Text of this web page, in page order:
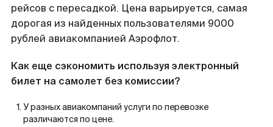
рейсов с пересадкой. Цена варьируется, самая
дорогая из найденных пользователями 9000
рублей авиакомпанией Аэрофлот.
Как еще сэкономить используя электронный
билет на самолет без комиссии?
У разных авиакомпаний услуги по перевозке
различаются по цене.